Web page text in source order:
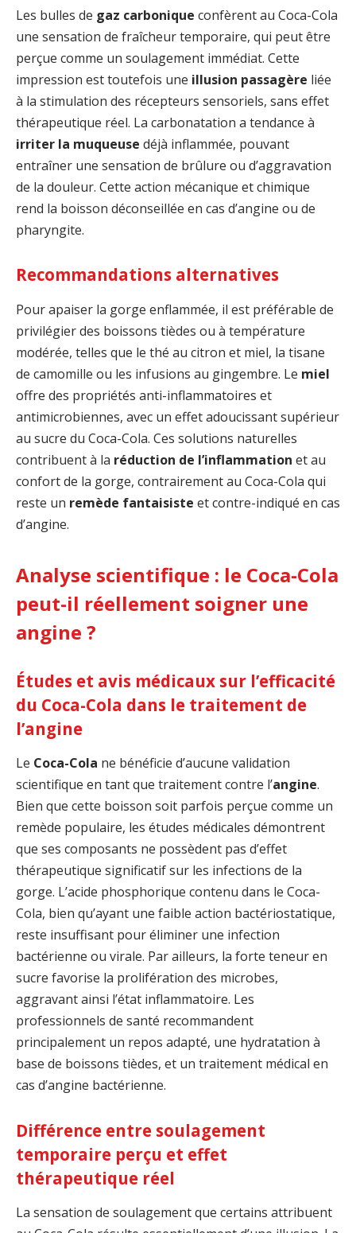
Les bulles de gaz carbonique confèrent au Coca-Cola
une sensation de fraîcheur temporaire, qui peut être
perçue comme un soulagement immédiat. Cette
impression est toutefois une illusion passagère liée
à la stimulation des récepteurs sensoriels, sans effet
thérapeutique réel. La carbonatation a tendance à
irriter la muqueuse déjà inflammée, pouvant
entraîner une sensation de brûlure ou d’aggravation
de la douleur. Cette action mécanique et chimique
rend la boisson déconseillée en cas d’angine ou de
pharyngite.
Recommandations alternatives
Pour apaiser la gorge enflammée, il est préférable de
privilégier des boissons tièdes ou à température
modérée, telles que le thé au citron et miel, la tisane
de camomille ou les infusions au gingembre. Le miel
offre des propriétés anti-inflammatoires et
antimicrobiennes, avec un effet adoucissant supérieur
au sucre du Coca-Cola. Ces solutions naturelles
contribuent à la réduction de l’inflammation et au
confort de la gorge, contrairement au Coca-Cola qui
reste un remède fantaisiste et contre-indiqué en cas
d’angine.
Analyse scientifique : le Coca-Cola
peut-il réellement soigner une
angine ?
Études et avis médicaux sur l’efficacité
du Coca-Cola dans le traitement de
l’angine
Le Coca-Cola ne bénéficie d’aucune validation
scientifique en tant que traitement contre l’angine.
Bien que cette boisson soit parfois perçue comme un
remède populaire, les études médicales démontrent
que ses composants ne possèdent pas d’effet
thérapeutique significatif sur les infections de la
gorge. L’acide phosphorique contenu dans le Coca-
Cola, bien qu’ayant une faible action bactériostatique,
reste insuffisant pour éliminer une infection
bactérienne ou virale. Par ailleurs, la forte teneur en
sucre favorise la prolifération des microbes,
aggravant ainsi l’état inflammatoire. Les
professionnels de santé recommandent
principalement un repos adapté, une hydratation à
base de boissons tièdes, et un traitement médical en
cas d’angine bactérienne.
Différence entre soulagement
temporaire perçu et effet
thérapeutique réel
La sensation de soulagement que certains attribuent